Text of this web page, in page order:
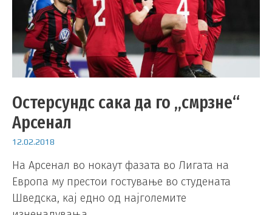
Остерсундс сака да го „смрзне“
Арсенал
12.02.2018
На Арсенал во нокаут фазата во Лигата на
Европа му престои гостување во студената
Шведска, кај едно од најголемите